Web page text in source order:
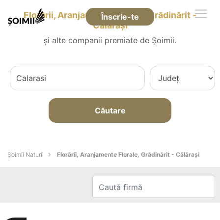
Înscrie-te
Florării, Aranjamente Florale, Grădinărit -
Călăraşi
și alte companii premiate de Șoimii.
Căutare
Şoimii Naturii Florării, Aranjamente Florale, Grădinărit - Călăraşi